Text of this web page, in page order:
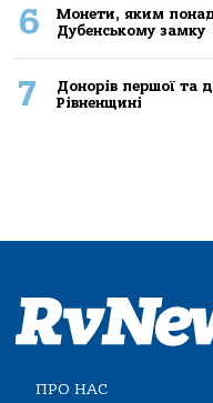
6
Монети, яким понад
Дубенському замку
7
Донорів першої та
Рівненщині
ПРО НАС